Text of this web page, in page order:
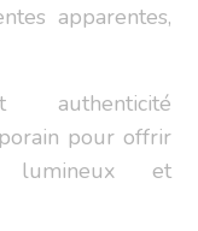
apparentes,
authenticité
pour offrir
lumineux et